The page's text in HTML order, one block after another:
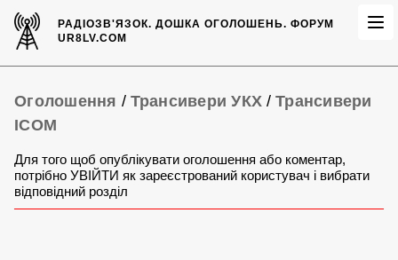
РАДІОЗВ'ЯЗОК.ДОШКА ОГОЛОШЕНЬ. ФОРУМ
UR8LV.COM
Оголошення / Трансивери УКХ / Трансивери
ICOM
Для того щоб опублікувати оголошення або коментар,
потрібно УВІЙТИ як зареєстрований користувач і вибрати
відповідний розділ